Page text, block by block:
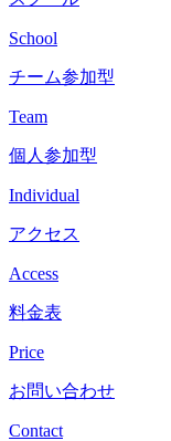
School
チーム参加型
Team
個人参加型
Individual
アクセス
Access
料金表
Price
お問い合わせ
Contact